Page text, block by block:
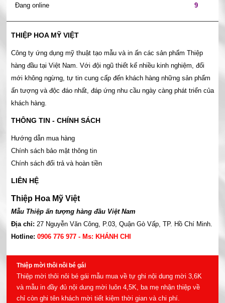
Thiệp mời thôi nôi bé gái
Thiệp mời thôi nôi bé gái mẫu mua về tự ghi nội dung mời 3,6K
và mẫu in đầy đủ nội dung mời luôn 4,5K, ba mẹ nhận thiệp về
chỉ còn ghi tên khách mời tiết kiệm thời gian và chi phí.
Đang online
9
THIỆP HOA MỸ VIỆT
Công ty ứng dụng mỹ thuật tạo mẫu và in ấn các sản phẩm Thiệp
hàng đầu tại Việt Nam. Với đội ngũ thiết kế nhiều kinh nghiệm, đổi
mới không ngừng, tự tin cung cấp đến khách hàng những sản phẩm
ấn tượng và độc đáo nhất, đáp ứng nhu cầu ngày càng phát triển của
khách hàng.
THÔNG TIN - CHÍNH SÁCH
Hướng dẫn mua hàng
Chính sách bảo mật thông tin
Chính sách đổi trả và hoàn tiền
LIÊN HỆ
Thiệp Hoa Mỹ Việt
Mẫu Thiệp ấn tượng hàng đầu Việt Nam
Địa chỉ: 27 Nguyễn Văn Công, P.03, Quận Gò Vấp, TP. Hồ Chí Minh.
Hotline: 0906 776 977 - Ms: KHÁNH CHI